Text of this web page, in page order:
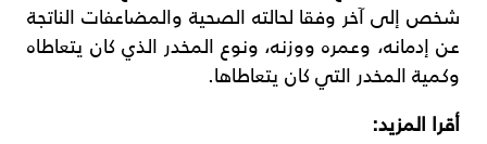
شخص إلى آخر وفقا لحالته الصحية والمضاعفات الناتجة
عن إدمانه، وعمره ووزنه، ونوع المخدر الذي كان يتعاطاه
وكمية المخدر التي كان يتعاطاها.
أقرا المزيد: